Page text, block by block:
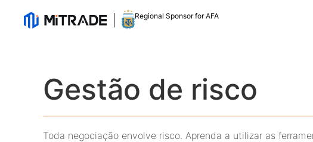
Regional Sponsor for AFA
Gestão de risco
Toda negociação envolve risco. Aprenda a utilizar as